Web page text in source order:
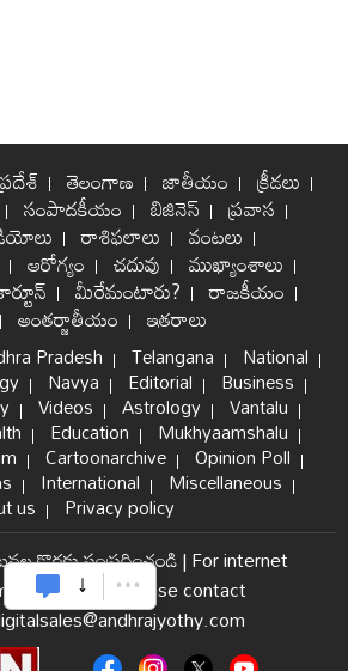
తెలంగాణ జాతీయం క్రీడలు
సంపాదకీయం బిజినెస్ ప్రవాస
రాశిఫలాలు వంటలు
ఆరోగ్యం చదువు ముఖ్యాంశాలు
మీరేమంటారు? రాజకీయం
అంతర్జాతీయం ఇతరాలు
Pradesh Telangana National
Navya Editorial Business
Videos Astrology Vantalu
Education Mukhyaamshalu
Cartoonarchive Opinion Poll
International Miscellaneous
us Privacy policy
కొరకు సంప్రదించండి|For internet
and sales please contact